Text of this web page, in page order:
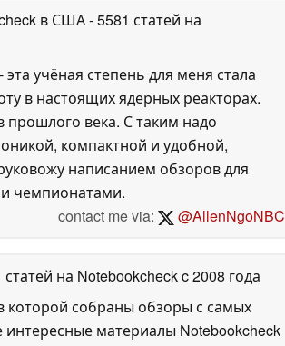
в США- 5581 статей на
учёная степень для меня стала
в настоящих ядерных реакторах.
века. С таким надо
компактной и удобной,
написанием обзоров для
чемпионатами.
contact me via:
@AllenNgoNBC
статей на Notebookcheckc 2008 года
собраны обзоры с самых
материалы Notebookcheck